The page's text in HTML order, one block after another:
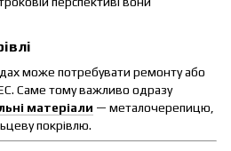
може потребувати ремонту або
Саме тому важливо одразу
матеріали — металочерепицю,
покрівлю.